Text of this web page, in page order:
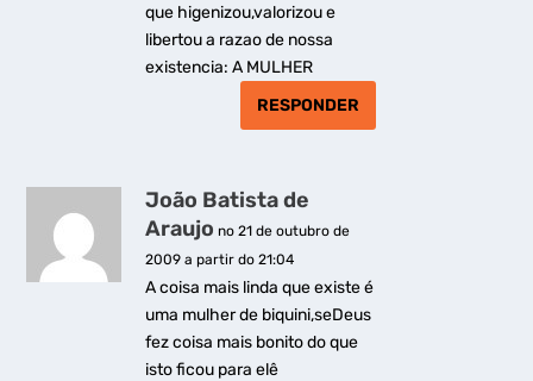
que higenizou,valorizou e
libertou a razao de nossa
existencia: A MULHER
RESPONDER
João Batista de
Araujo no 21 de outubro de
2009 a partir do 21:04
A coisa mais linda que existe é
uma mulher de biquini,seDeus
fez coisa mais bonito do que
isto ficou para elê